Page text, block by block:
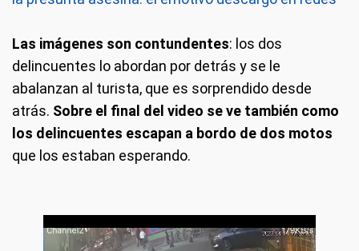
Las imágenes son contundentes: los dos
delincuentes lo abordan por detrás y se le
abalanzan al turista, que es sorprendido desde
atrás. Sobre el final del video se ve también como
los delincuentes escapan a bordo de dos motos
que los estaban esperando.